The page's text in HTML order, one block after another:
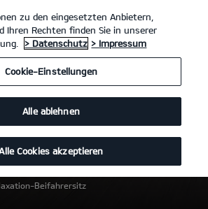
Energiereserve für Umweltzonen
Beifahrersitz
zu den eingesetzten Anbietern,
Ihren Rechten finden Sie in unserer
> Datenschutz > Impressum
Cookie-Einstellungen
Alle ablehnen
Cookies akzeptieren